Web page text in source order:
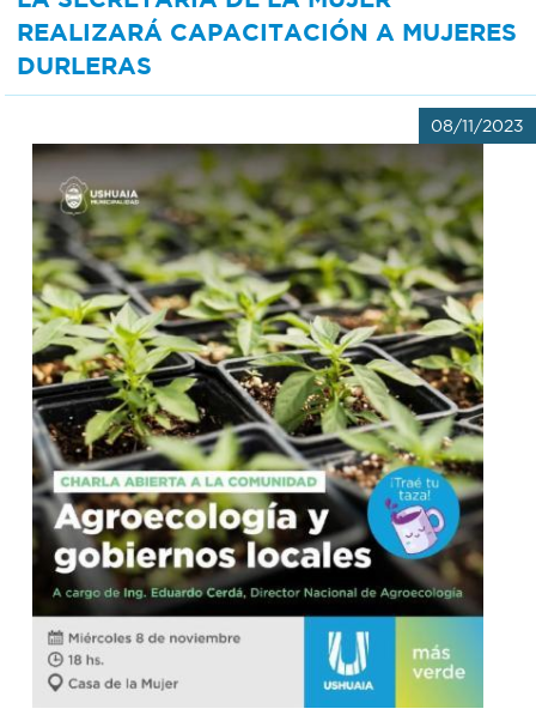
REALIZARÁ CAPACITACIÓN A MUJERES
DURLERAS
08/11/2023